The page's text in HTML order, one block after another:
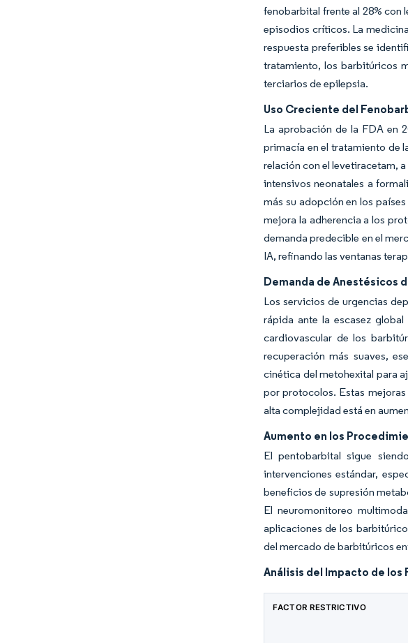
fenobarbital frente al 28% con
episodios críticos. La
respuesta preferibles se
tratamiento, los barbitúricos
terciarios de epilepsia.
Uso Creciente del
La aprobación de la FDA en
primacía en el tratamiento de
relación con el levetiracetam,
intensivos neonatales a
más su adopción en los
mejora la adherencia a los
demanda predecible en el
IA, refinando las ventanas
Demanda de Anestésicos
Los servicios de urgencias
rápida ante la escasez
cardiovascular de los
recuperación más suaves,
cinética del metohexital para
por protocolos. Estas
alta complejidad está en
Aumento en los
El pentobarbital sigue
intervenciones estándar,
beneficios de supresión
El neuromonitoreo
aplicaciones de los
del mercado de barbitúricos
Análisis del Impacto de
FACTOR RESTRICTIVO